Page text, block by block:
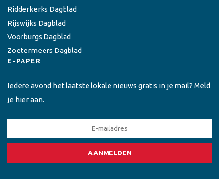
Ridderkerks Dagblad
Rijswijks Dagblad
Voorburgs Dagblad
Zoetermeers Dagblad
E-PAPER
Iedere avond het laatste lokale nieuws gratis in je mail? Meld
je hier aan.